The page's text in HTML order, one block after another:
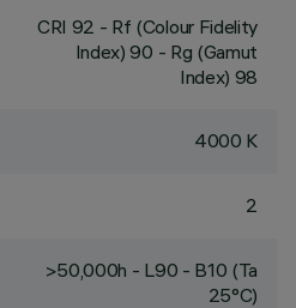
CRI 92 - Rf (Colour Fidelity
Index) 90 - Rg (Gamut
Index) 98
4000 K
2
>50,000h - L90 - B10 (Ta
25°C)